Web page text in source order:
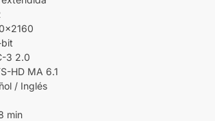
3 2.0
HD MA 6.1
/ Inglés
min